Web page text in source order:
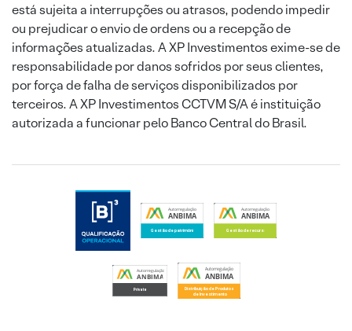
está sujeita a interrupções ou atrasos, podendo impedir
ou prejudicar o envio de ordens ou a recepção de
informações atualizadas. A XP Investimentos exime-se de
responsabilidade por danos sofridos por seus clientes,
por força de falha de serviços disponibilizados por
terceiros. A XP Investimentos CCTVM S/A é instituição
autorizada a funcionar pelo Banco Central do Brasil.